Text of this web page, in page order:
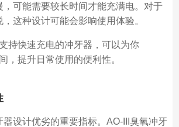
，可能需要较长时间才能充满电。对于
这种设计可能会影响使用体验。
支持快速充电的冲牙器，可以为你
，提升日常使用的便利性。
设计优劣的重要指标。AO-III臭氧冲牙